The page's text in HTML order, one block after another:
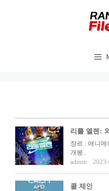
리틀 엘렌:
장르 : 애니
개봉..
admin
콜 제인